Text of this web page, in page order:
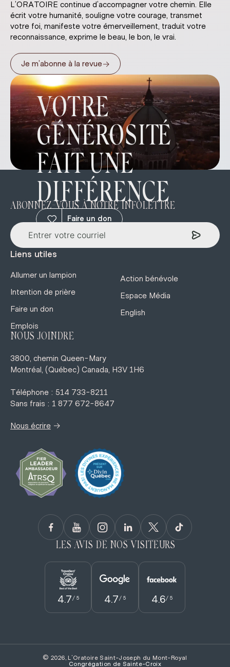
L’ORATOIRE continue d’accompagner votre chemin. Elle
écrit votre humanité, souligne votre courage, transmet
votre foi, manifeste votre émerveillement, traduit votre
reconnaissance, exprime le beau, le bon, le vrai.
Je m’abonne à la revue→
VOTRE
GÉNÉROSITÉ
FAIT UNE
DIFFÉRENCE
Faire un don
ABONNEZ-VOUS À NOTRE INFOLETTRE
Liens utiles
Allumer un lampion
Intention de prière
Faire un don
Emplois
Action bénévole
Espace Média
English
LES AVIS DE NOS VISITEURS
4.7 / 5 4.7 / 5 4.6/ 5
NOUS JOINDRE
3800, chemin Queen-Mary
Montréal, (Québec) Canada, H3V 1H6
Téléphone : 514 733-8211
Sans frais : 1 877 672-8647
Nous écrire →
© 2026, L'Oratoire Saint-Joseph du Mont-Royal
Congrégation de Sainte­-Croix